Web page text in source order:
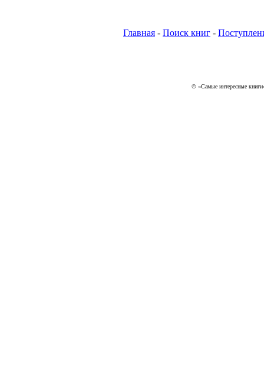
Главная - Поиск книг -
© «Самые интересные